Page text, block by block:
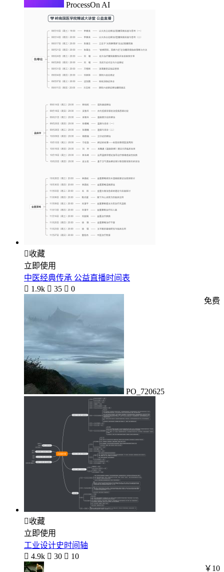
ProcessOn AI
收藏
立即使用
中医经典传承 公益直播时间表
 1.9k  35  0
PO_720625
免费
收藏
立即使用
工业设计史时间轴
 4.9k  30  10
￥10